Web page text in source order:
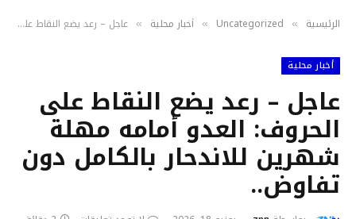
الرئيسية »
Uncategorized
» أخبار محلية » عاجل – رعد يضع النقاط على الحروف: العدو أمامه مهلة شهرين للاندحار بالكامل دون تفاوض..
أخبار محلية
عاجل – رعد يضع النقاط على
الحروف: العدو أمامه مهلة
شهرين للاندحار بالكامل دون
تفاوض..